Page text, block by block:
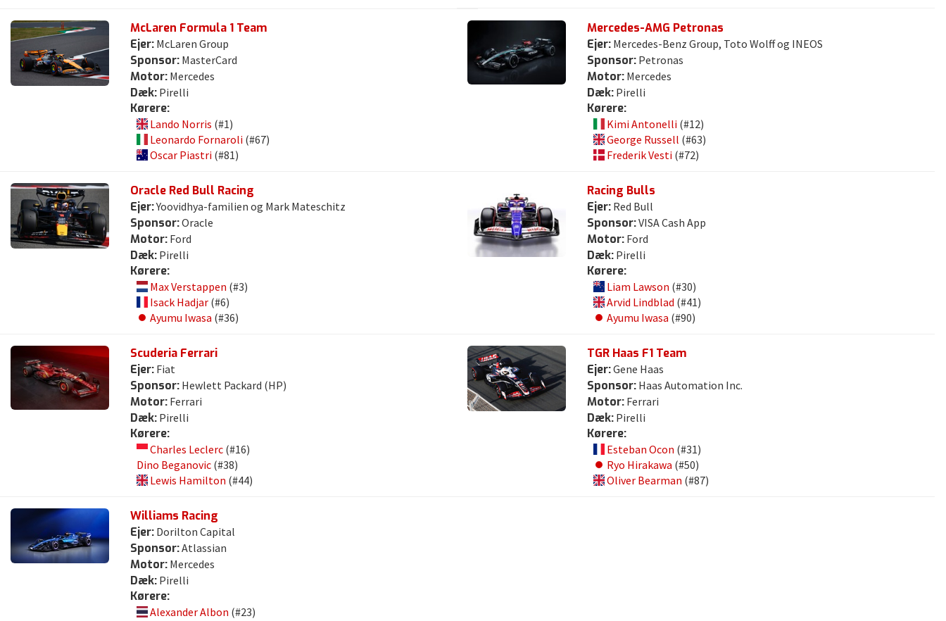
McLaren Formula 1 Team
Ejer:McLaren Group
Sponsor:MasterCard
Motor:Mercedes
Dæk:Pirelli
Kørere:
Lando Norris (#1)
Leonardo Fornaroli(#67)
Oscar Piastri(#81)
Mercedes-AMG Petronas
Ejer:Mercedes-Benz Group, Toto Wolff og INEOS
Sponsor:Petronas
Motor:Mercedes
Dæk:Pirelli
Kørere:
Kimi Antonelli(#12)
George Russell (#63)
Frederik Vesti(#72)
Oracle Red Bull Racing
Ejer:Yoovidhya-familien og Mark Mateschitz
Sponsor:Oracle
Motor:Ford
Dæk:Pirelli
Kørere:
Max Verstappen (#3)
Isack Hadjar(#6)
Ayumu Iwasa (#36)
Racing Bulls
Ejer:Red Bull
Sponsor:VISA Cash App
Motor:Ford
Dæk:Pirelli
Kørere:
Liam Lawson (#30)
Arvid Lindblad (#41)
Ayumu Iwasa (#90)
Scuderia Ferrari
Ejer:Fiat
Sponsor:Hewlett Packard (HP)
Motor:Ferrari
Dæk:Pirelli
Kørere:
Charles Leclerc(#16)
Dino Beganovic(#38)
Lewis Hamilton (#44)
TGR Haas F1 Team
Ejer:Gene Haas
Sponsor:Haas Automation Inc.
Motor:Ferrari
Dæk:Pirelli
Kørere:
Esteban Ocon (#31)
Ryo Hirakawa (#50)
Oliver Bearman (#87)
Williams Racing
Ejer:Dorilton Capital
Sponsor:Atlassian
Motor:Mercedes
Dæk:Pirelli
Kørere:
Alexander Albon (#23)